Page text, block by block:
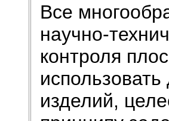
Все
научно-
контроля
изделий,